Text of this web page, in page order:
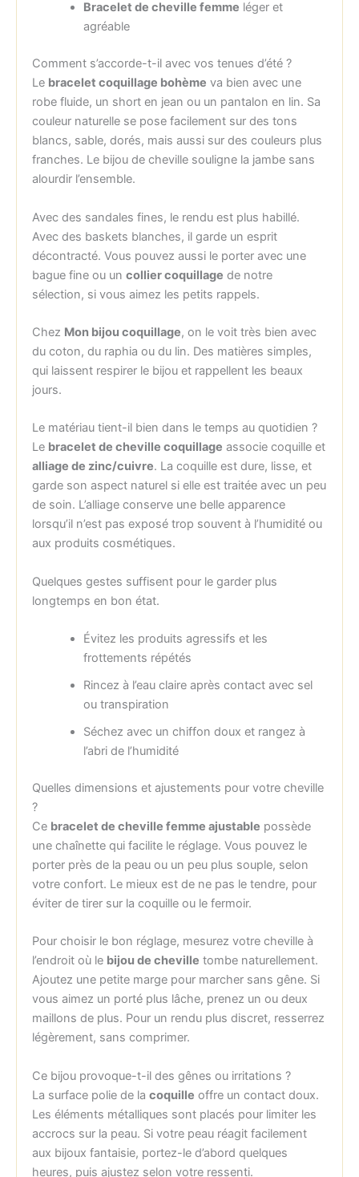
Bracelet de cheville femme léger et
agréable
Comment s’accorde-t-il avec vos tenues d’été ?
Le bracelet coquillage bohème va bien avec une
robe fluide, un short en jean ou un pantalon en lin. Sa
couleur naturelle se pose facilement sur des tons
blancs, sable, dorés, mais aussi sur des couleurs plus
franches. Le bijou de cheville souligne la jambe sans
alourdir l’ensemble.
Avec des sandales fines, le rendu est plus habillé.
Avec des baskets blanches, il garde un esprit
décontracté. Vous pouvez aussi le porter avec une
bague fine ou un collier coquillage de notre
sélection, si vous aimez les petits rappels.
Chez Mon bijou coquillage, on le voit très bien avec
du coton, du raphia ou du lin. Des matières simples,
qui laissent respirer le bijou et rappellent les beaux
jours.
Le matériau tient-il bien dans le temps au quotidien ?
Le bracelet de cheville coquillage associe coquille et
alliage de zinc/cuivre. La coquille est dure, lisse, et
garde son aspect naturel si elle est traitée avec un peu
de soin. L’alliage conserve une belle apparence
lorsqu’il n’est pas exposé trop souvent à l’humidité ou
aux produits cosmétiques.
Quelques gestes suffisent pour le garder plus
longtemps en bon état.
Évitez les produits agressifs et les
frottements répétés
Rincez à l’eau claire après contact avec sel
ou transpiration
Séchez avec un chiffon doux et rangez à
l’abri de l’humidité
Quelles dimensions et ajustements pour votre cheville
?
Ce bracelet de cheville femme ajustable possède
une chaînette qui facilite le réglage. Vous pouvez le
porter près de la peau ou un peu plus souple, selon
votre confort. Le mieux est de ne pas le tendre, pour
éviter de tirer sur la coquille ou le fermoir.
Pour choisir le bon réglage, mesurez votre cheville à
l’endroit où le bijou de cheville tombe naturellement.
Ajoutez une petite marge pour marcher sans gêne. Si
vous aimez un porté plus lâche, prenez un ou deux
maillons de plus. Pour un rendu plus discret, resserrez
légèrement, sans comprimer.
Ce bijou provoque-t-il des gênes ou irritations ?
La surface polie de la coquille offre un contact doux.
Les éléments métalliques sont placés pour limiter les
accrocs sur la peau. Si votre peau réagit facilement
aux bijoux fantaisie, portez-le d’abord quelques
heures, puis ajustez selon votre ressenti.